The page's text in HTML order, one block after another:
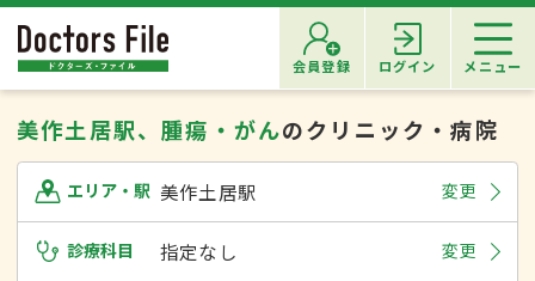
会員登録 ログイン メニュー
美作土居駅、腫瘍・がんのクリニック・病院
エリア・駅 美作土居駅 変更
診療科目 指定なし 変更